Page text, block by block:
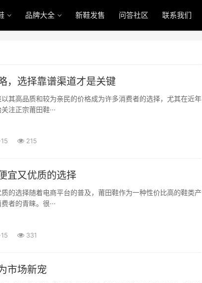
品牌大全 新鞋发售 问答社区 联系我们
，选择靠谱渠道才是关键
其高品质和较为亲民的价格成为许多消费者的选择，尤其在近年
注正宗莆田鞋···
215
宜又优质的选择
的选择随着电商平台的普及，莆田鞋作为一种性价比高的鞋类产
者的青睐。很···
331
市场新宠